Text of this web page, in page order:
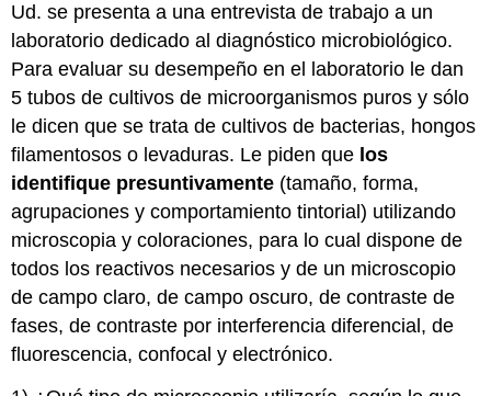
Ud. se presenta a una entrevista de trabajo a un
laboratorio dedicado al diagnóstico microbiológico.
Para evaluar su desempeño en el laboratorio le dan
5 tubos de cultivos de microorganismos puros y sólo
le dicen que se trata de cultivos de bacterias, hongos
filamentosos o levaduras. Le piden que los
identifique presuntivamente (tamaño, forma,
agrupaciones y comportamiento tintorial) utilizando
microscopia y coloraciones, para lo cual dispone de
todos los reactivos necesarios y de un microscopio
de campo claro, de campo oscuro, de contraste de
fases, de contraste por interferencia diferencial, de
fluorescencia, confocal y electrónico.